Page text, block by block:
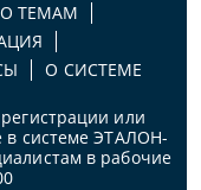
ТЕМАМ
О СИСТЕМЕ
или
в системе ЭТАЛОН-
в рабочие